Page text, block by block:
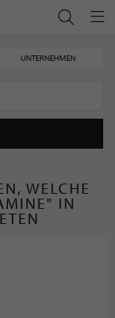
UNTERNEHMEN
WELCHE
IN